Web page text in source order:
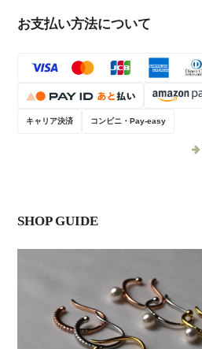
お支払い方法について
キャリア決済 コンビニ・Pay-easy
SHOP GUIDE